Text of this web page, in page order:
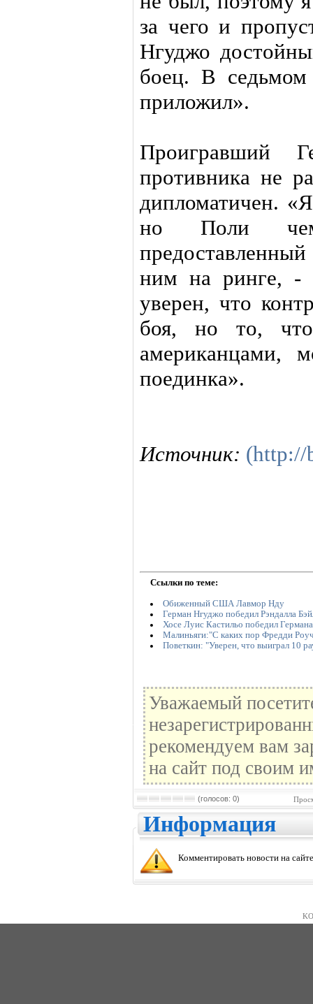
за чего и
Нгуджо
боец. В
приложил».
Проигравший
противника не
дипломатичен.
но Поли
ним на ринге, -
уверен, что
боя, но то,
американцами,
поединка».
Источник: (http://
Ссылки по теме:
Обиженный США Лавмор Нду
Герман Нгуджо победил Рэндалла
Хосе Луис Кастильо победил
Малиньяги:"С каких пор Фредди
Поветкин: "Уверен, что выиграл 10
Уважаемый
рекомендуем вам
на сайт под своим
(голосов: 0)
Информация
Комментировать новости на